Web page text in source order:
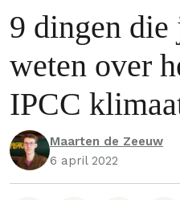
9 dingen die
weten over
IPCC
Maarten de Zeeuw
6 april 2022